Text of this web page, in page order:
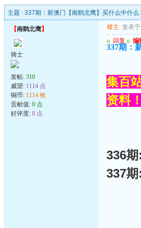
主题 : 337期：新澳门【南鹞北鹰】买什么中什么
【南鹞北鹰】
骑士
发帖: 310
威望: 1114 点
铜币: 1114 枚
贡献值: 0 点
好评度: 0 点
楼主 发表于
u 回复 u 编
337期：
集百
资料
336期:
337期: